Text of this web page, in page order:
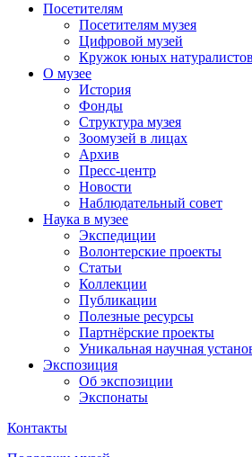
Посетителям
Посетителям музея
Цифровой музей
Кружок юных натуралистов
О музее
История
Фонды
Структура музея
Зоомузей в лицах
Архив
Пресс-центр
Новости
Наблюдательный совет
Наука в музее
Экспедиции
Волонтерские проекты
Статьи
Коллекции
Публикации
Полезные ресурсы
Партнёрские проекты
Уникальная научная
Экспозиция
Об экспозиции
Экспонаты
Контакты